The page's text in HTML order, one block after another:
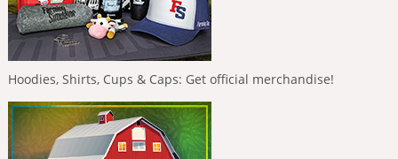
Hoodies, Shirts, Cups & Caps: Get official merchandise!